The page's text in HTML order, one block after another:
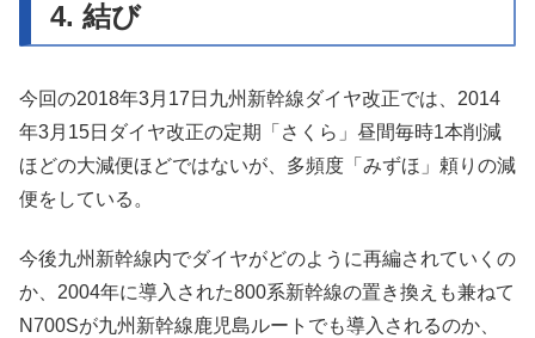
4. 結び
今回の2018年3月17日九州新幹線ダイヤ改正では、2014
年3月15日ダイヤ改正の定期「さくら」昼間毎時1本削減
ほどの大減便ほどではないが、多頻度「みずほ」頼りの減
便をしている。
今後九州新幹線内でダイヤがどのように再編されていくの
か、2004年に導入された800系新幹線の置き換えも兼ねて
N700Sが九州新幹線鹿児島ルートでも導入されるのか、